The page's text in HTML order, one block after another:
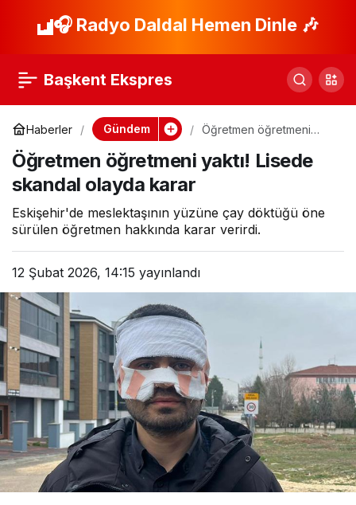
🎧 Radyo Daldal Hemen Dinle 🎶
Başkent Ekspres
Haberler Gündem
Öğretmen öğretmeni
olayda karar
Öğretmen öğretmeni yaktı! Lisede
skandal olayda karar
Eskişehir'de meslektaşının yüzüne çay döktüğü öne
sürülen öğretmen hakkında karar verirdi.
12 Şubat 2026, 14:15 yayınlandı
Bahçe Duvarı
Çöktü, Sürücü
Hayatını Kaybetti
Paylaş